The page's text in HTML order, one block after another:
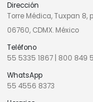
Dirección
Torre Médica, Tuxpan 8,
06760, CDMX. México
Teléfono
55 5335 1867
800 849
WhatsApp
55 4556 8373